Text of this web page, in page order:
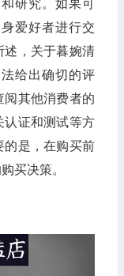
研究。如果可
爱好者进行交
述，关于暮婉清
给出确切的评
阅其他消费者的
认证和测试等方
的是，在购买前
买决策。